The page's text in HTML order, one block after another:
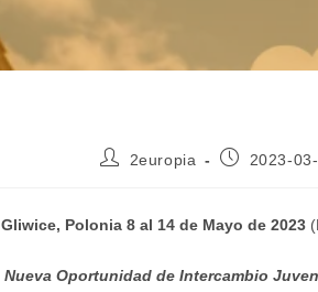
Autor
entrada:
2europia
Publicación
entrada:
2023-
Gliwice, Polonia 8 al 14 de Mayo de 2023
Nueva Oportunidad de Intercambio